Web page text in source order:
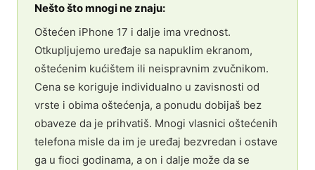
Nešto što mnogi ne znaju:
Oštećen iPhone 17 i dalje ima vrednost.
Otkupljujemo uređaje sa napuklim ekranom,
oštećenim kućištem ili neispravnim zvučnikom.
Cena se koriguje individualno u zavisnosti od
vrste i obima oštećenja, a ponudu dobijaš bez
obaveze da je prihvatiš. Mnogi vlasnici oštećenih
telefona misle da im je uređaj bezvredan i ostave
ga u fioci godinama, a on i dalje može da se